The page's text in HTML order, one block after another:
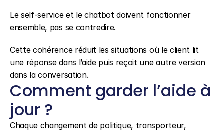
Le self-service et le chatbot doivent fonctionner
ensemble, pas se contredire.
Cette cohérence réduit les situations où le client lit
une réponse dans l’aide puis reçoit une autre version
dans la conversation.
Comment garder l’aide à
jour ?
Chaque changement de politique, transporteur,